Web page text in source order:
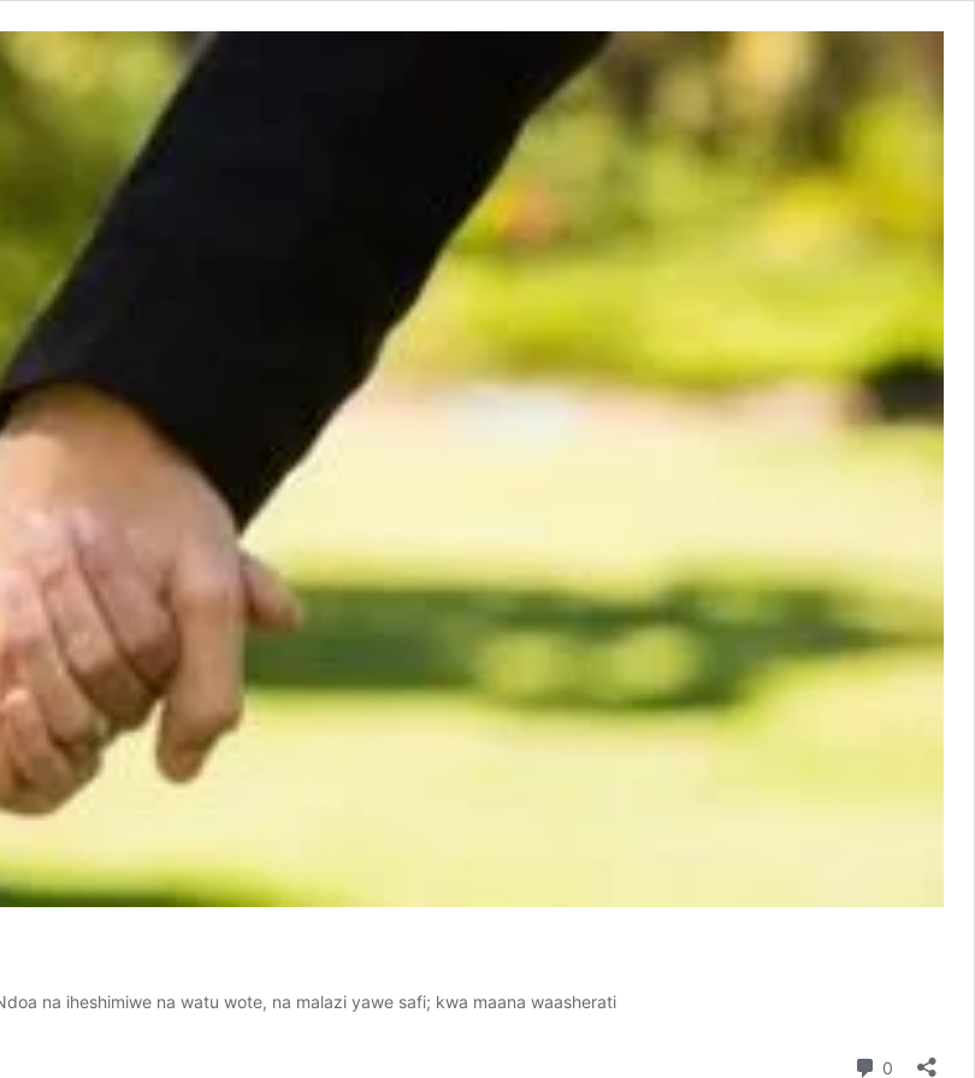
na iheshimiwe na watu wote, na malazi yawe safi; kwa maana waasherati
0 Comments